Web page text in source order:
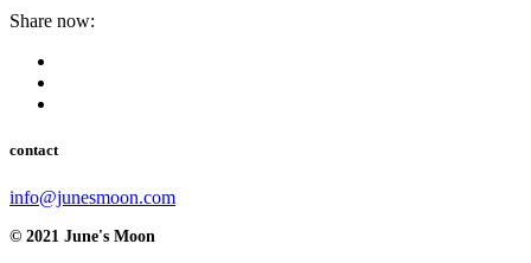
Share now:
contact
info@junesmoon.com
© 2021 June's Moon